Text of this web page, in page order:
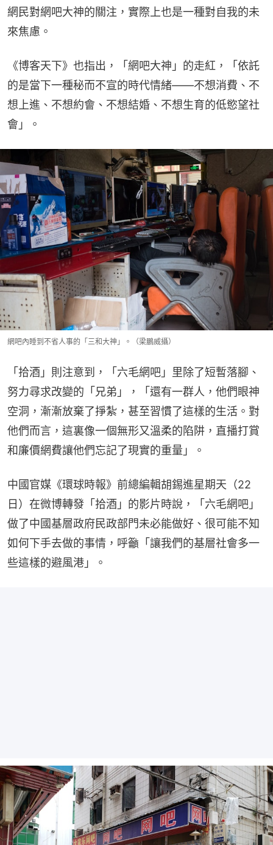
網民對網吧大神的關注，實際上也是一種對自我的未
來焦慮。
《博客天下》也指出，「網吧大神」的走紅，「依託
的是當下一種秘而不宣的時代情緒——不想消費、不
想上進、不想約會、不想結婚、不想生育的低慾望社
會」。
網吧內睡到不省人事的「三和大神」。（梁鵬威攝）
「拾酒」則注意到，「六毛網吧」里除了短暫落腳、
努力尋求改變的「兄弟」，「還有一群人，他們眼神
空洞，漸漸放棄了掙紮，甚至習慣了這樣的生活。對
他們而言，這裏像一個無形又溫柔的陷阱，直播打賞
和廉價網費讓他們忘記了現實的重量」。
中國官媒《環球時報》前總編輯胡錫進星期天（22
日）在微博轉發「拾酒」的影片時說，「六毛網吧」
做了中國基層政府民政部門未必能做好、很可能不知
如何下手去做的事情，呼籲「讓我們的基層社會多一
些這樣的避風港」。